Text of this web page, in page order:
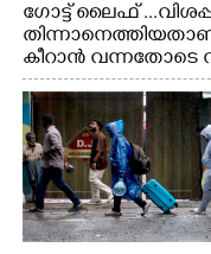
ഗോട്ട് ലൈഫ്
കീറാൻ വന്നതോടെ
വേണ്ടിയായി
നിന്നുള്ള കാഴ്ച